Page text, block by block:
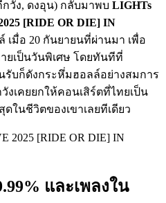
วัง, ดงอุน) กลับมาพบ LIGHTs
[RIDE OR DIE] IN
เมื่อ 20 กันยายนที่ผ่านมา เพื่อ
ยเป็นวันพิเศษ โดยทันทีที่
รับก็ดังกระหึ่มฮอลล์อย่างสมการ
งเคยยกให้คอนเสิร์ตที่ไทยเป็น
ในชีวิตของเขาเลยทีเดียว
และเพลงใน